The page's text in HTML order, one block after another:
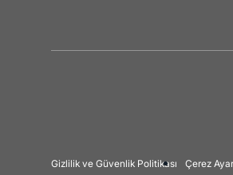
Gizlilik ve Güvenlik Politikası Çerez